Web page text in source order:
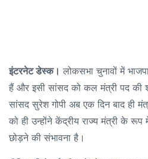
इंटरनेट डेस्क। लोकसभा चुनावों में
हैं और इसी सांसद को कल मंत्री पद की
सांसद सुरेश गोपी अब एक दिन बाद ही
को ही उन्होंने केंद्रीय राज्य मंत्री के
छोड़ने की संभावना है।